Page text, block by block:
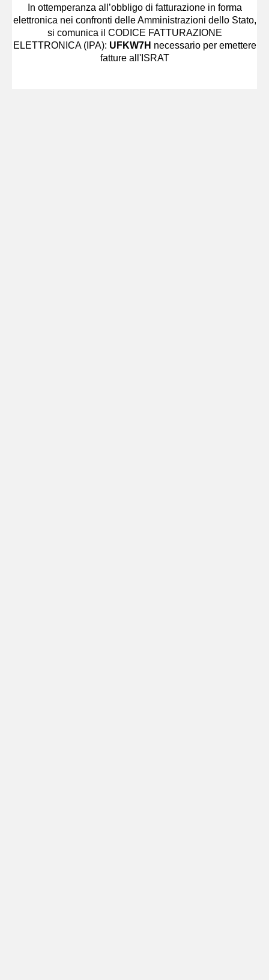
In ottemperanza all’obbligo di fatturazione in forma
elettronica nei confronti delle Amministrazioni dello Stato,
si comunica il CODICE FATTURAZIONE
ELETTRONICA (IPA): UFKW7H necessario per emettere
fatture all'ISRAT